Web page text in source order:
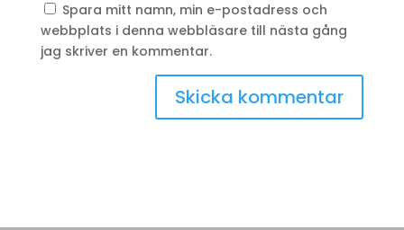
Spara mitt namn, min e-postadress och
webbplats i denna webbläsare till nästa gång
jag skriver en kommentar.